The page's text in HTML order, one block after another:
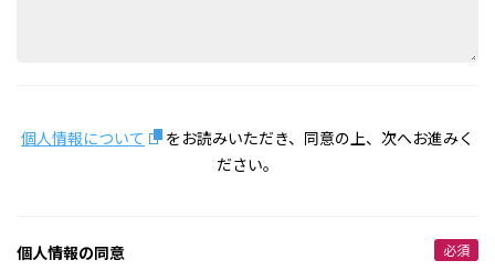
個人情報について
をお読みいただき、同意の上、次へお進みく
ださい。
個人情報の同意 必須